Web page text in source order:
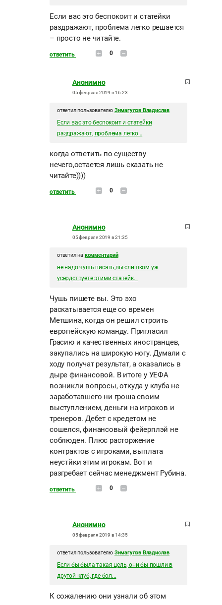
Если вас это беспокоит и статейки
раздражают, проблема легко решается
– просто не читайте.
ответить 0
Анонимно
05 февраля 2019 в 16:23
ответил пользователю Зимагулов Владислав
Если вас это беспокоит и статейки
раздражают, проблема легко...
когда ответить по существу
нечего,остается лишь сказать не
читайте))))
ответить 0
Анонимно
05 февраля 2019 в 21:35
ответил на комментарий
не надо чушь писать,вы слишком уж
усердствуете этими статейк...
Чушь пишете вы. Это эхо
раскатывается еще со времен
Метшина, когда он решил строить
европейскую команду. Пригласил
Грасию и качественных иностранцев,
закупались на широкую ногу. Думали с
ходу получат результат, а оказались в
дыре финансовой. В итоге у УЕФА
возникли вопросы, откуда у клуба не
заработавшего ни гроша своим
выступлением, деньги на игроков и
тренеров. Дебет с кредетом не
сошелся, финансовый фейерплэй не
соблюден. Плюс расторжение
контрактов с игроками, выплата
неустйки этим игрокам. Вот и
разгребает сейчас менеджмент Рубина.
ответить 0
Анонимно
05 февраля 2019 в 14:35
ответил пользователю Зимагулов Владислав
Если бы была такая цель, они бы пошли в
другой клуб, где бол...
К сожалению они узнали об этом